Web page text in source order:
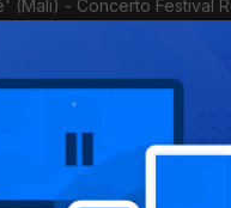
(Mali) - Concerto Festival
(Irão/Paquistão/